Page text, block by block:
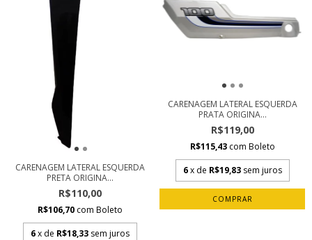
CARENAGEM LATERAL ESQUERDA
PRETA ORIGINA...
R$110,00
R$106,70 com Boleto
6 x de R$18,33 sem juros
CARENAGEM LATERAL ESQUERDA
PRATA ORIGINA...
R$119,00
R$115,43 com Boleto
6 x de R$19,83 sem juros